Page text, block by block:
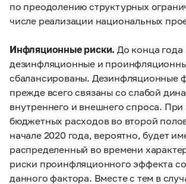
по преодолению структурных
числе реализации национальных
Инфляционные риски. До конца года
дезинфляционные и
сбалансированы. Дезинфляционные
прежде всего связаны со слабой
внутреннего и внешнего спроса. При
бюджетных расходов во второй
начале 2020 года, вероятно, будет
распределенный во времени
риски проинфляционного эффекта
данного фактора. Вместе с тем в